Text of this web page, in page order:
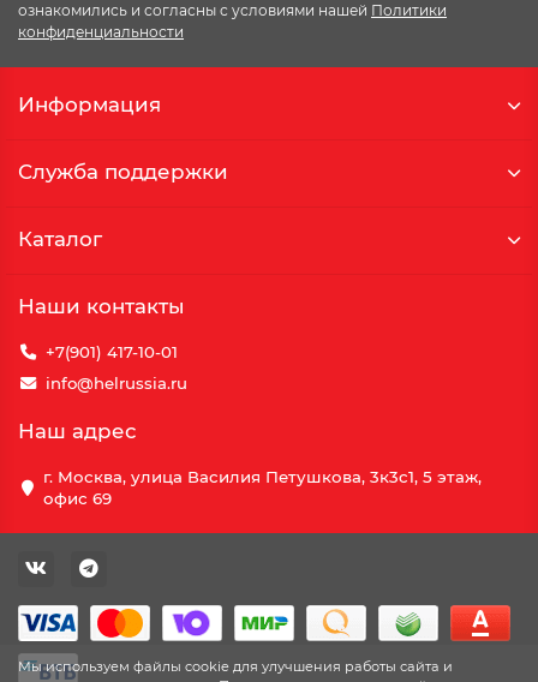
Мы используем файлы cookie для улучшения работы сайта и
ознакомились и согласны с условиями нашей Политики
конфиденциальности
Информация
Служба поддержки
Каталог
Наши контакты
+7(901) 417-10-01
info@helrussia.ru
Наш адрес
г. Москва, улица Василия Петушкова, 3к3c1, 5 этаж,
офис 69